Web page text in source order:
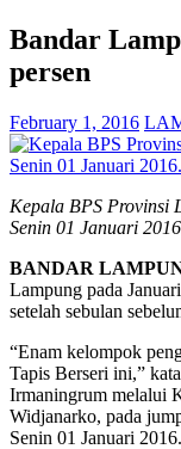
Bandar
persen
February 1, 2016
Kepala BPS Provinsi
Senin 01 Januari
BANDAR
Lampung pada
setelah sebulan
“Enam kelompok
Tapis Berseri ini,”
Irmaningrum melalui
Widjanarko, pada
Senin 01 Januari